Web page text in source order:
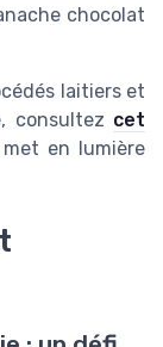
chocolat
laitiers et
consultez cet
en lumière